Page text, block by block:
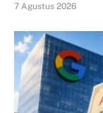
7 Agustus 2026